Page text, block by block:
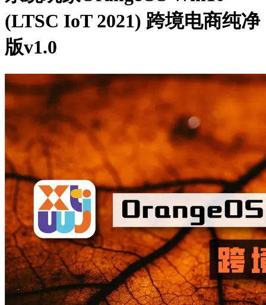
(LTSC IoT 2021) 跨境电商纯净
版v1.0